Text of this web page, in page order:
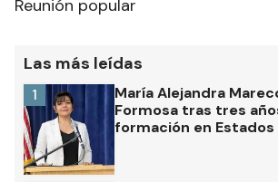
Reunión popular
Las más leídas
María Alejandra
Formosa tras tres
formación en Estados
1